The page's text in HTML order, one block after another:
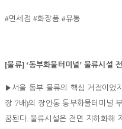
#면세점#화장품#유통
[물류] ‘동부화물터미널’ 물류시설
▶ 서울 동부 물류의 핵심 거점이었
장 7배)의 장안동 동부화물터미널
꿈된다. 물류시설은 전면 지하화해